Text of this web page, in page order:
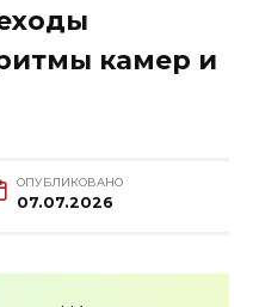
камер и
ОПУБЛИКОВАНО
07.07.2026